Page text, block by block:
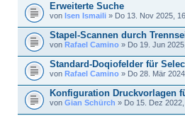
Erweiterte Suche
von Isen Ismaili » Do 13. Nov 2025,
Stapel-Scannen durch
von Rafael Camino » Do 19. Jun
Standard-Doqiofelder für
von Rafael Camino » Do 28. Mär
Konfiguration Druckvorlagen
von Gian Schürch » Do 15. Dez